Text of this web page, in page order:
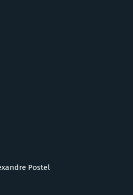
Postel